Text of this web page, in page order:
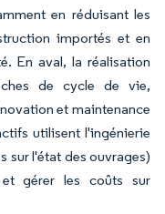
en réduisant les
importés et en
En aval, la réalisation
de cycle de vie,
et maintenance
utilisent l'ingénierie
sur l'état des ouvrages)
et gérer les coûts sur